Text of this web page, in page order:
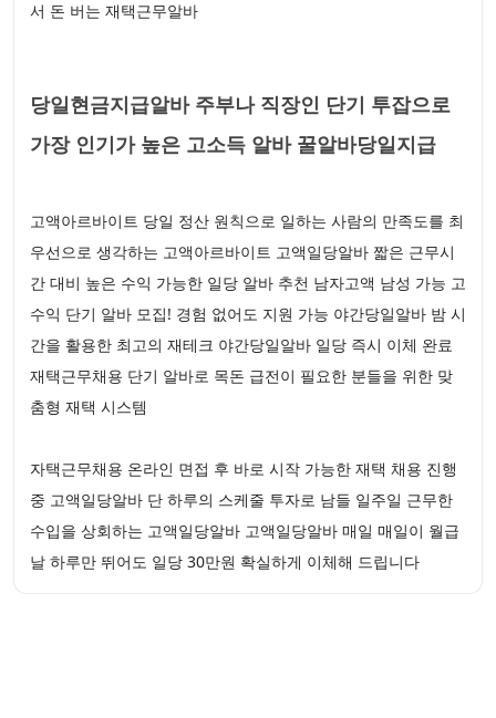
서 돈 버는 재택근무알바
당일현금지급알바 주부나 직장인 단기 투잡으로
가장 인기가 높은 고소득 알바 꿀알바당일지급
고액아르바이트 당일 정산 원칙으로 일하는 사람의 만족도를 최
우선으로 생각하는 고액아르바이트 고액일당알바 짧은 근무시
간 대비 높은 수익 가능한 일당 알바 추천 남자고액 남성 가능 고
수익 단기 알바 모집! 경험 없어도 지원 가능 야간당일알바 밤 시
간을 활용한 최고의 재테크 야간당일알바 일당 즉시 이체 완료
재택근무채용 단기 알바로 목돈 급전이 필요한 분들을 위한 맞
춤형 재택 시스템
자택근무채용 온라인 면접 후 바로 시작 가능한 재택 채용 진행
중 고액일당알바 단 하루의 스케줄 투자로 남들 일주일 근무한
수입을 상회하는 고액일당알바 고액일당알바 매일 매일이 월급
날 하루만 뛰어도 일당 30만원 확실하게 이체해 드립니다